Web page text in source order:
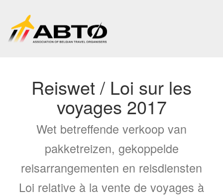
Reiswet / Loi sur les
voyages 2017
Wet betreffende verkoop van
pakketreizen, gekoppelde
reisarrangementen en reisdiensten
Loi relative à la vente de voyages à